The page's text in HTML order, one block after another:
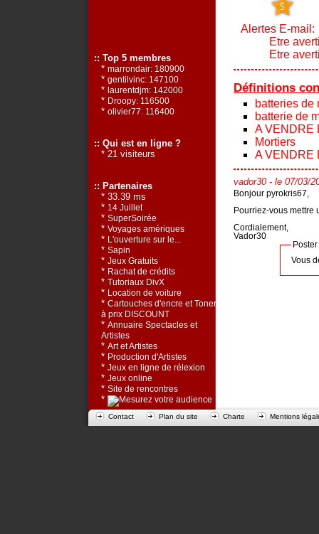
Alertes E-mail:
Etre
Etre
Définitions
batteries de
batterie de
A VENDRE
Mortiers
A VENDRE
vador30- le 07/03/
Bonjour pyrokris67,
Pourriez-vous mettre
Cordialement,
Vador30
Vous
:: Top 5 membres
* marrondair: 180900
* gentilvinc: 147100
* laurentdjm: 142000
* Droopy: 116500
* olivier77: 116400
:: Qui est en ligne ?
* 21 visiteurs
:: Partenaires
* 33.39 ms
* 14 Juillet
* SuperSoirée
* Voyages amériques
* L'ouverture sur le...
* Sapin
* Jeux Gratuits
* Rachat de crédits
* Tutoriaux DivX
* Location de voiture
* Cartouches d'encre et Toners
à prix DISCOUNT
* Annuaire Spectacles et
Artistes
* Art et Artistes
* Production d'Artistes
* Jeux en ligne de rélexion
* Jeux online
* Site de rencontres
*
Contact Plan du site Charte Mentions